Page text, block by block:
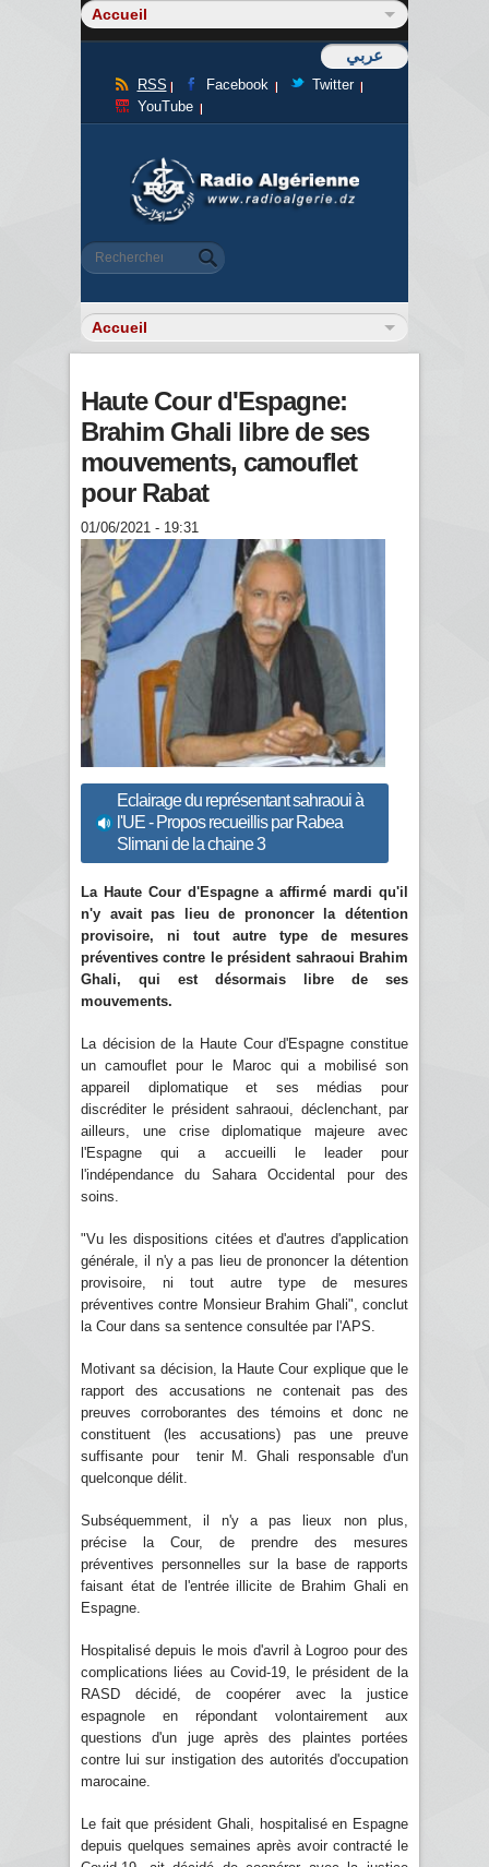
عربي
RSS Facebook
Twitter
YouTube
Formulaire de recherche
Rechercher
Haute Cour d'Espagne:
Brahim Ghali libre de ses
mouvements, camouflet
pour Rabat
01/06/2021 - 19:31
Eclairage du représentant sahraoui à
l'UE - Propos recueillis par Rabea
Slimani de la chaine 3
La Haute Cour d'Espagne a affirmé mardi qu'il
n'y avait pas lieu de prononcer la détention
provisoire, ni tout autre type de mesures
préventives contre le président sahraoui Brahim
Ghali, qui est désormais libre de ses
mouvements.
La décision de la Haute Cour d'Espagne constitue
un camouflet pour le Maroc qui a mobilisé son
appareil diplomatique et ses médias pour
discréditer le président sahraoui, déclenchant, par
ailleurs, une crise diplomatique majeure avec
l'Espagne qui a accueilli le leader pour
l'indépendance du Sahara Occidental pour des
soins.
"Vu les dispositions citées et d'autres d'application
générale, il n'y a pas lieu de prononcer la détention
provisoire, ni tout autre type de mesures
préventives contre Monsieur Brahim Ghali", conclut
la Cour dans sa sentence consultée par l'APS.
Motivant sa décision, la Haute Cour explique que le
rapport des accusations ne contenait pas des
preuves corroborantes des témoins et donc ne
constituent (les accusations) pas une preuve
suffisante pour tenir M. Ghali responsable d'un
quelconque délit.
Subséquemment, il n'y a pas lieux non plus,
précise la Cour, de prendre des mesures
préventives personnelles sur la base de rapports
faisant état de l'entrée illicite de Brahim Ghali en
Espagne.
Hospitalisé depuis le mois d'avril à Logroo pour des
complications liées au Covid-19, le président de la
RASD décidé, de coopérer avec la justice
espagnole en répondant volontairement aux
questions d'un juge après des plaintes portées
contre lui sur instigation des autorités d'occupation
marocaine.
Le fait que président Ghali, hospitalisé en Espagne
depuis quelques semaines après avoir contracté le